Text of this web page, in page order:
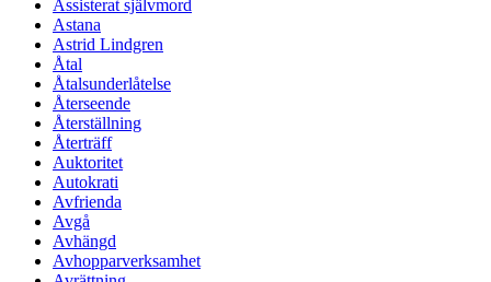
Assisterat självmord
Astana
Astrid Lindgren
Åtal
Åtalsunderlåtelse
Återseende
Återställning
Återträff
Auktoritet
Autokrati
Avfrienda
Avgå
Avhängd
Avhopparverksamhet